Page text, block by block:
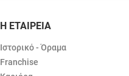
Η ΕΤΑΙΡΕΙΑ
Ιστορικό - Όραμα
Franchise